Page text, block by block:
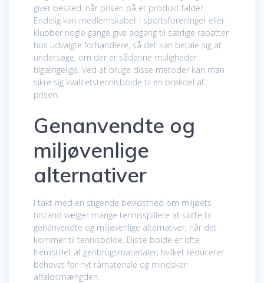
giver besked, når prisen på et produkt falder.
Endelig kan medlemskaber i sportsforeninger eller
klubber nogle gange give adgang til særlige rabatter
hos udvalgte forhandlere, så det kan betale sig at
undersøge, om der er sådanne muligheder
tilgængelige. Ved at bruge disse metoder kan man
sikre sig kvalitetstennisbolde til en brøkdel af
prisen.
Genanvendte og
miljøvenlige
alternativer
I takt med en stigende bevidsthed om miljøets
tilstand vælger mange tennisspillere at skifte til
genanvendte og miljøvenlige alternativer, når det
kommer til tennisbolde. Disse bolde er ofte
fremstillet af genbrugsmaterialer, hvilket reducerer
behovet for nyt råmateriale og mindsker
affaldsmængden.